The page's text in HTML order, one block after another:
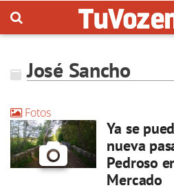
José Sancho
Fotos
Ya se
nueva
Pedroso
Mercado